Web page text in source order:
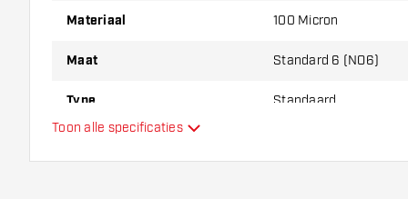
Materiaal 100 Micron
Maat Standard 6 (NO6)
Type Standaard
Toon alle specificaties